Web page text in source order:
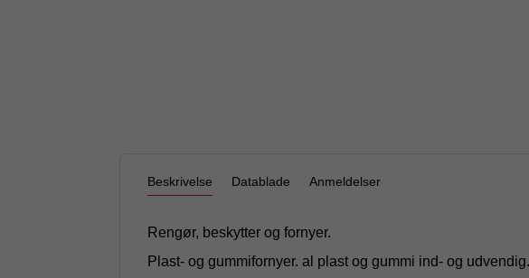
Beskrivelse Datablade Anmeldelser
Rengør, beskytter og fornyer.
Plast- og gummifornyer. al plast og gummi ind- og